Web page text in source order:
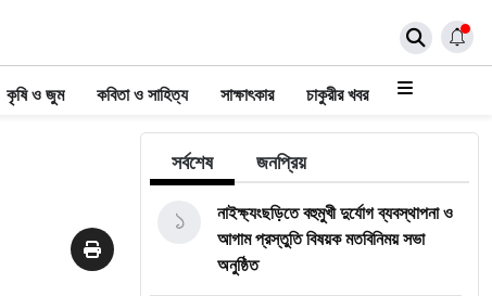
কৃষি ও জুম কবিতা ও সাহিত্য সাক্ষাৎকার চাকুরীর খবর
সর্বশেষ জনপ্রিয়
নাইক্ষ্যংছড়িতে বহুমুখী দুর্যোগ ব্যবস্থাপনা ও
আগাম প্রস্তুতি বিষয়ক মতবিনিময় সভা
অনুষ্ঠিত
১